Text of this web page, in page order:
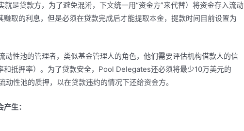
是贷款方，为了避免混淆，下文统一用“资金方”来代替）将资金存入流动
取的利息，但是必须在贷款完成后才能提取本金，提款时间目前设置为
性池的管理者，类似基金管理人的角色，他们需要评估机构借款人的信
和抵押率）。为了贷款安全，Pool Delegates还必须将最少10万美元的
性池的质押，以在贷款违约的情况下还给资金方。
生：